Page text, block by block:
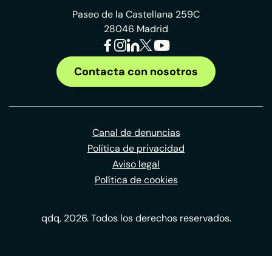
Paseo de la Castellana 259C
28046 Madrid
Contacta con nosotros
Canal de denuncias
Política de privacidad
Aviso legal
Política de cookies
qdq, 2026. Todos los derechos reservados.